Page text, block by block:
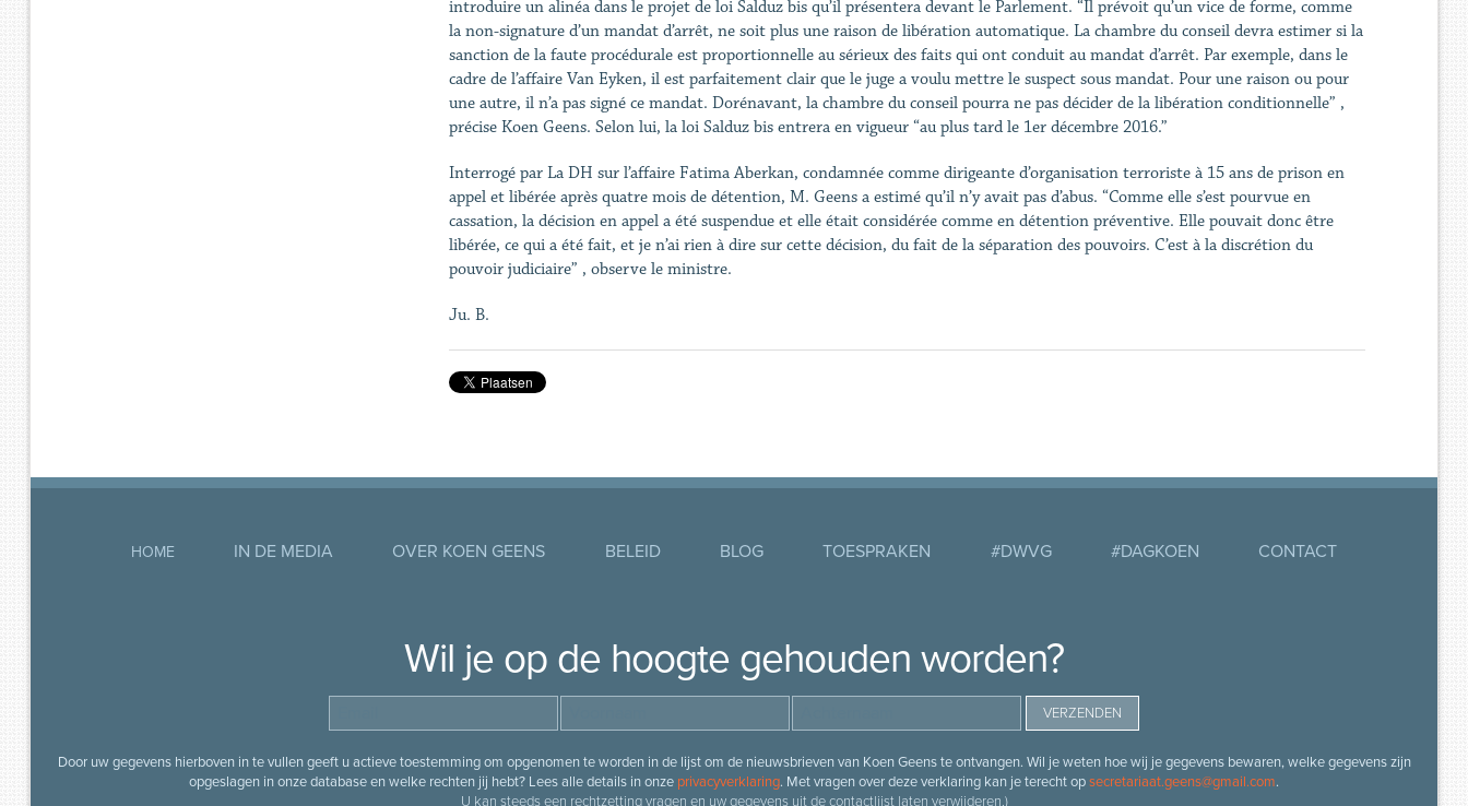
introduire un alinéa dans le projet de loi Salduz bis qu’il présentera devant le Parlement. “Il prévoit qu’un vice de forme, comme
la non-signature d’un mandat d’arrêt, ne soit plus une raison de libération automatique. La chambre du conseil devra estimer si la
sanction de la faute procédurale est proportionnelle au sérieux des faits qui ont conduit au mandat d’arrêt. Par exemple, dans le
cadre de l’affaire Van Eyken, il est parfaitement clair que le juge a voulu mettre le suspect sous mandat. Pour une raison ou pour
une autre, il n’a pas signé ce mandat. Dorénavant, la chambre du conseil pourra ne pas décider de la libération conditionnelle” ,
précise Koen Geens. Selon lui, la loi Salduz bis entrera en vigueur “au plus tard le 1er décembre 2016.”
Interrogé par La DH sur l’affaire Fatima Aberkan, condamnée comme dirigeante d’organisation terroriste à 15 ans de prison en
appel et libérée après quatre mois de détention, M. Geens a estimé qu’il n’y avait pas d’abus. “Comme elle s’est pourvue en
cassation, la décision en appel a été suspendue et elle était considérée comme en détention préventive. Elle pouvait donc être
libérée, ce qui a été fait, et je n’ai rien à dire sur cette décision, du fait de la séparation des pouvoirs. C’est à la discrétion du
pouvoir judiciaire” , observe le ministre.
Ju. B.
HOME IN DE MEDIA OVER KOEN GEENS BELEID BLOG TOESPRAKEN #DWVG #DAGKOEN CONTACT
Wil je op de hoogte gehouden worden?
Door uw gegevens hierboven in te vullen geeft u actieve toestemming om opgenomen te worden in de lijst om de nieuwsbrieven van Koen Geens te ontvangen. Wil je weten hoe wij je gegevens bewaren, welke gegevens zijn
opgeslagen in onze database en welke rechten jij hebt? Lees alle details in onze privacyverklaring. Met vragen over deze verklaring kan je terecht opsecretariaat.geens@gmail.com.
U kan steeds een rechtzetting vragen en uw gegevens uit de contactlijst laten verwijderen.)